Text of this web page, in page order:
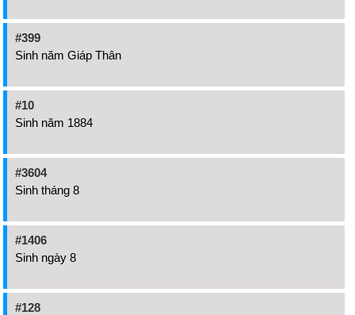
#399
Sinh năm Giáp Thân
#10
Sinh năm 1884
#3604
Sinh tháng 8
#1406
Sinh ngày 8
#128